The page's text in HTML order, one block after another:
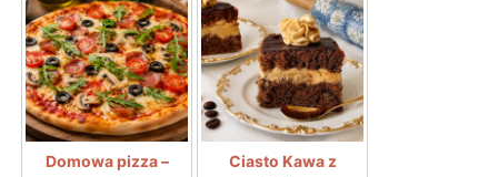
Domowa pizza –
Ciasto Kawa z